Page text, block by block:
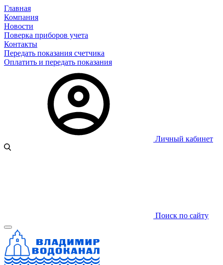
Главная
Компания
Новости
Поверка приборов учета
Контакты
Передать показания счетчика
Оплатить и передать показания
Личный кабинет
Поиск по сайту